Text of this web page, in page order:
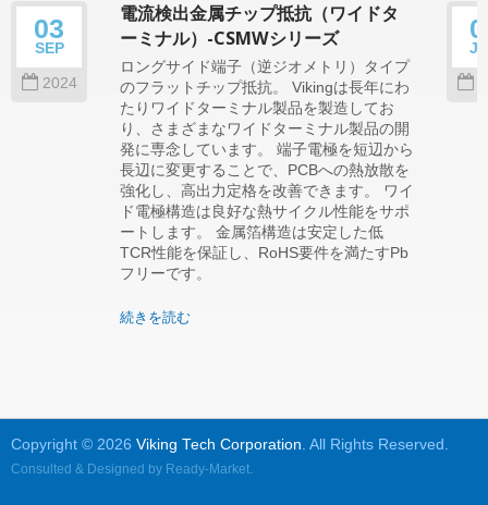
03
SEP
2024
電流検出金属チップ抵抗（ワイドタ
ーミナル）-CSMWシリーズ
ロングサイド端子（逆ジオメトリ）タイプ
のフラットチップ抵抗。 Vikingは長年にわ
たりワイドターミナル製品を製造してお
り、さまざまなワイドターミナル製品の開
発に専念しています。 端子電極を短辺から
長辺に変更することで、PCBへの熱放散を
強化し、高出力定格を改善できます。 ワイ
ド電極構造は良好な熱サイクル性能をサポ
ートします。 金属箔構造は安定した低
TCR性能を保証し、RoHS要件を満たすPb
フリーです。
続きを読む
Copyright © 2026 Viking Tech Corporation. All Rights Reserved.
Consulted & Designed by Ready-Market.